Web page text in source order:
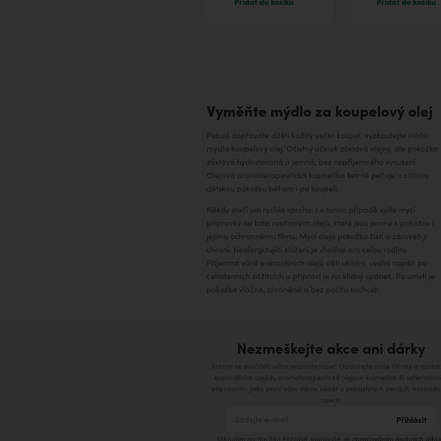
Vyměňte mýdlo za koupelový olej
Pokud dopřáváte dítěti každý večer koupel, vyzkoušejte místo
mýdla koupelový olej. Očistný účinek zůstává stejný, ale pokožka
zůstává hydratovaná a jemná, bez nepříjemného vysušení.
Olejová aromaterapeutická kosmetika šetrně pečuje o citlivou
dětskou pokožku během i po koupeli.
Někdy stačí jen rychlá sprcha. I v tomto případě volte mycí
přípravky na bázi rostlinných olejů, které jsou jemné k pokožce i
jejímu ochrannému filmu. Mycí oleje pokožku čistí a zároveň ji
chrání. Nealergizující složení je vhodné pro celou rodinu.
Příjemná vůně esenciálních olejů děti uklidní, uvolní napětí po
celodenních zážitcích a připraví je na klidný spánek. Po umytí je
pokožka vláčná, chráněná a bez pocitu suchosti.
Nezmeškejte akce ani dárky
Staňte se součástí světa aromaterapie! Odebírejte naše články a
esenciálních olejích, aromaterapeutické olejové kosmetice či
přípravcích. Jako první vám dáme vědět o exkluzivních slevách,
tipech.
Přihlásit
Kliknutím na tlačítko Přihlásit souhlasíte se zpracováním osobních